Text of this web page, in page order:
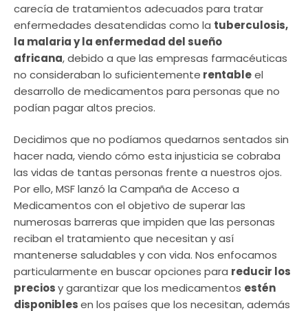
carecía de tratamientos adecuados para tratar
enfermedades desatendidas como la tuberculosis,
la malaria y la enfermedad del sueño
africana, debido a que las empresas farmacéuticas
no consideraban lo suficientemente rentableel
desarrollo de medicamentos para personas que no
podían pagar altos precios.
Decidimos que no podíamos quedarnos sentados sin
hacer nada, viendo cómo esta injusticia se cobraba
las vidas de tantas personas frente a nuestros ojos.
Por ello, MSF lanzó la Campaña de Acceso a
Medicamentos con el objetivo de superar las
numerosas barreras que impiden que las personas
reciban el tratamiento que necesitan y así
mantenerse saludables y con vida. Nos enfocamos
particularmente en buscar opciones para reducir los
preciosy garantizar que los medicamentos estén
disponiblesen los países que los necesitan, además